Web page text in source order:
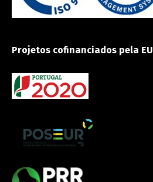
Projetos cofinanciados pela EU